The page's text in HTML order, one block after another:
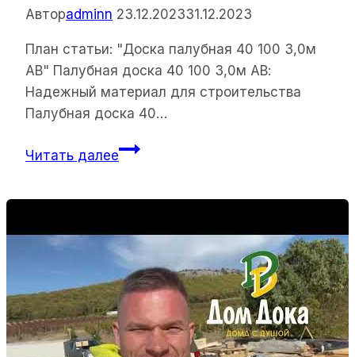
Авторadminn 23.12.202331.12.2023
План статьи: "Доска палубная 40 100 3,0м
АВ" Палубная доска 40 100 3,0м АВ:
Надежный материал для строительства
Палубная доска 40…
Читать далееПлан
40
100
3,0м
АВ”